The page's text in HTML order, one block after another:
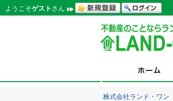
ようこそゲスト さん
株式会社ランド・ワン